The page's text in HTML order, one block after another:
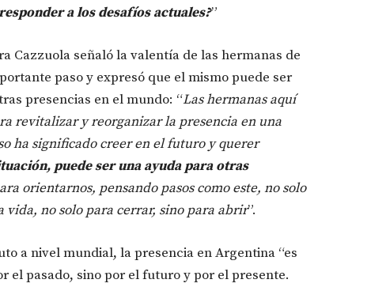
a los desafíos actuales?”
Cazzuola señaló la valentía de las hermanas de
paso y expresó que el mismo puede ser
presencias en el mundo: “Las hermanas aquí
revitalizar y reorganizar la presencia en una
ha significado creer en el futuro y querer
puede ser una ayuda para otras
orientarnos, pensando pasos como este, no solo
vida, no solo para cerrar, sino para abrir”.
a nivel mundial, la presencia en Argentina “es
el pasado, sino por el futuro y por el presente.